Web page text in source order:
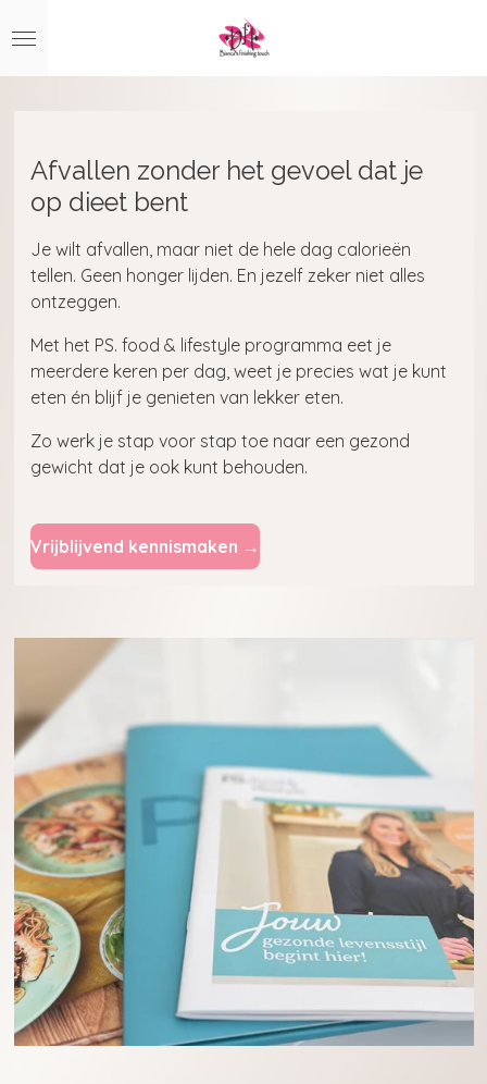
direct
naar
Afvallen zonder het gevoel dat je
op dieet bent
Je wilt afvallen, maar niet de hele dag calorieën
tellen. Geen honger lijden. En jezelf zeker niet alles
ontzeggen.
Met het PS. food & lifestyle programma eet je
meerdere keren per dag, weet je precies wat je kunt
eten én blijf je genieten van lekker eten.
Zo werk je stap voor stap toe naar een gezond
gewicht dat je ook kunt behouden.
Vrijblijvend kennismaken →